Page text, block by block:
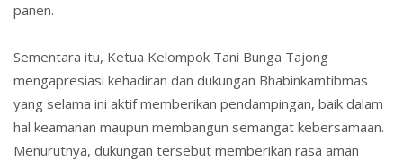
panen.
Sementara itu, Ketua Kelompok Tani Bunga Tajong
mengapresiasi kehadiran dan dukungan Bhabinkamtibmas
yang selama ini aktif memberikan pendampingan, baik dalam
hal keamanan maupun membangun semangat kebersamaan.
Menurutnya, dukungan tersebut memberikan rasa aman